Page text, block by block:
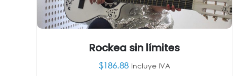
Rockea sin límites
$186.88 Incluye IVA